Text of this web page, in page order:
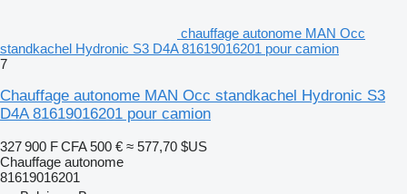
chauffage autonome MAN Occ
standkachel Hydronic S3 D4A 81619016201 pour camion
7
Chauffage autonome MAN Occ standkachel Hydronic S3
D4A 81619016201 pour camion
327 900 F CFA 500 € ≈ 577,70 $US
Chauffage autonome
81619016201